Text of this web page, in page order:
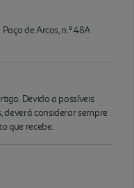
de Arcos, n.º 48A
Devido a possíveis
considerar sempre
que recebe.